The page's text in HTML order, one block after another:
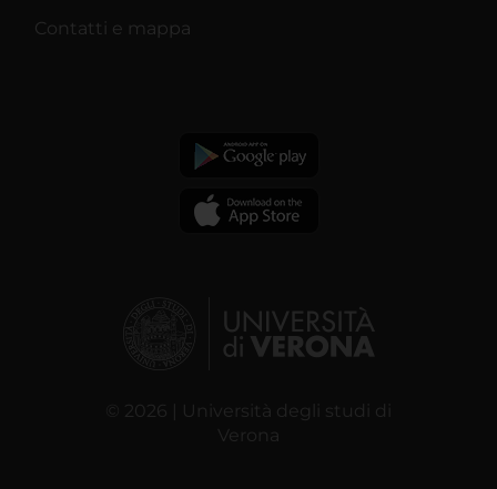
Contatti e mappa
© 2026 | Università degli studi di
Verona